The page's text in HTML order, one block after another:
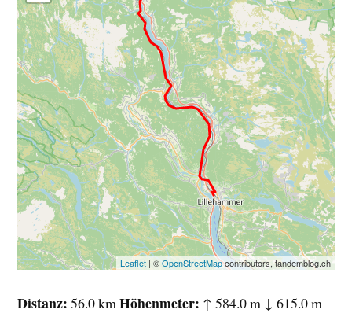
Leaflet| ©OpenStreetMapcontributors, tandemblog.ch
Distanz 56.0 km Höhenmeter ↑ 584.0 m ↓ 615.0 m